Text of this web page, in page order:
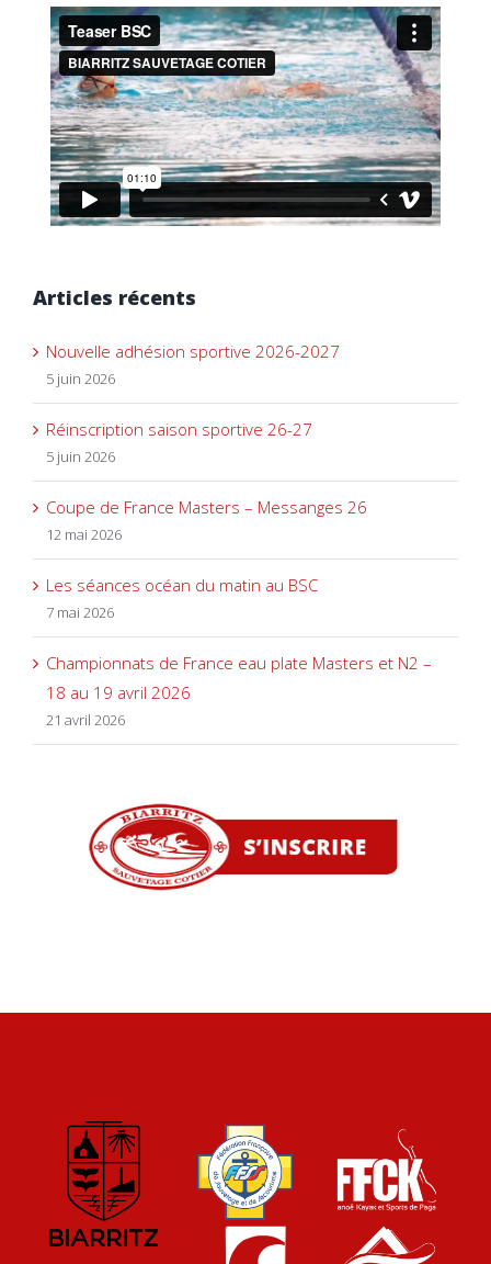
Articles récents
Nouvelle adhésion sportive 2026-2027
5 juin 2026
Réinscription saison sportive 26-27
5 juin 2026
Coupe de France Masters – Messanges 26
12 mai 2026
Les séances océan du matin au BSC
7 mai 2026
Championnats de France eau plate Masters et N2 –
18 au 19 avril 2026
21 avril 2026